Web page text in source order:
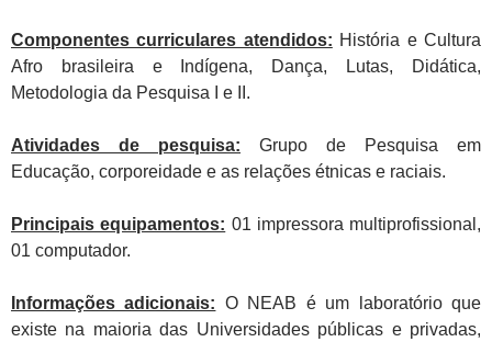
Componentes curriculares atendidos: História e Cultura
Afro brasileira e Indígena, Dança, Lutas, Didática,
Metodologia da Pesquisa I e II.
Atividades de pesquisa: Grupo de Pesquisa em
Educação, corporeidade e as relações étnicas e raciais.
Principais equipamentos: 01 impressora multiprofissional,
01 computador.
Informações adicionais: O NEAB é um laboratório que
existe na maioria das Universidades públicas e privadas,